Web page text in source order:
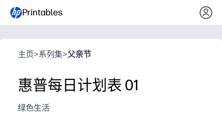
Printables
主页>系列集>父亲节
惠普每日计划表 01
绿色生活